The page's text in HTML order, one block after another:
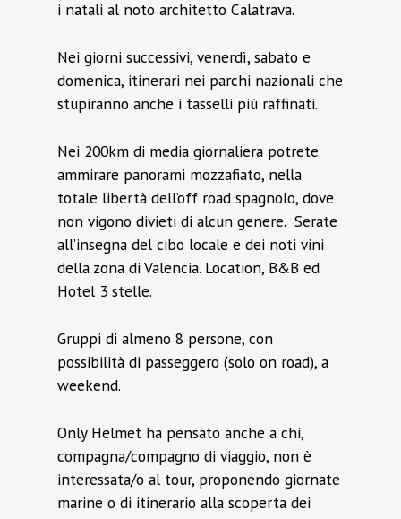
i natali al noto architetto Calatrava.
Nei giorni successivi, venerdì, sabato e
domenica, itinerari nei parchi nazionali che
stupiranno anche i tasselli più raffinati.
Nei 200km di media giornaliera potrete
ammirare panorami mozzafiato, nella
totale libertà dell’off road spagnolo, dove
non vigono divieti di alcun genere. Serate
all’insegna del cibo locale e dei noti vini
della zona di Valencia. Location, B&B ed
Hotel 3 stelle.
Gruppi di almeno 8 persone, con
possibilità di passeggero (solo on road), a
weekend.
Only Helmet ha pensato anche a chi,
compagna/compagno di viaggio, non è
interessata/o al tour, proponendo giornate
marine o di itinerario alla scoperta dei